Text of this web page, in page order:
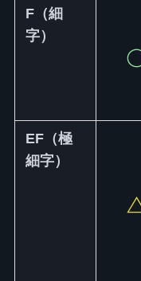
F（細
字）
EF（極
細字）